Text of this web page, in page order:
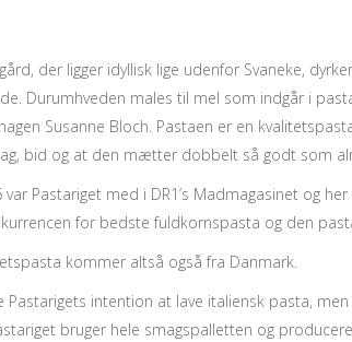
der ligger idyllisk lige udenfor Svaneke,
Durumhveden males til mel som indgår i
Susanne Bloch. Pastaen er en
bid og at den mætter dobbelt så godt som
var Pastariget med i DR1’s Madmagasinet og
for bedste fuldkornspasta og den
kommer altså også fra Danmark.
Pastarigets intention at lave italiensk pasta,
bruger hele smagspalletten og